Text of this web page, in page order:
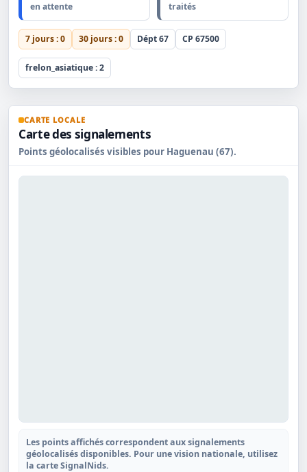
en attente traités
7 jours : 0 30 jours : 0 Dépt 67 CP 67500
frelon_asiatique : 2
CARTE LOCALE
Carte des signalements
Points géolocalisés visibles pour Haguenau (67).
Les points affichés correspondent aux signalements
géolocalisés disponibles. Pour une vision nationale, utilisez
la carte SignalNids.